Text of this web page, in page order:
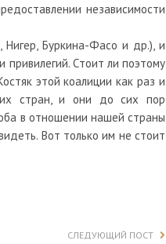
независимости
Нигер, Буркина-Фасо и др.), и
Стоит ли поэтому
этой коалиции как раз и
стран, и они до сих пор
в отношении нашей страны
Вот только им не стоит
СЛЕДУЮЩИЙ ПОСТ